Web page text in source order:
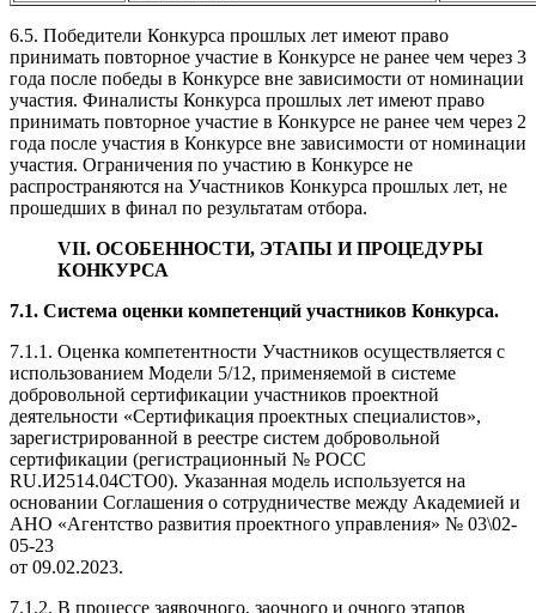
6.5. Победители Конкурса прошлых лет имеют право
принимать повторное участие в Конкурсе не ранее чем через 3
года после победы в Конкурсе вне зависимости от номинации
участия. Финалисты Конкурса прошлых лет имеют право
принимать повторное участие в Конкурсе не ранее чем через 2
года после участия в Конкурсе вне зависимости от номинации
участия. Ограничения по участию в Конкурсе не
распространяются на Участников Конкурса прошлых лет, не
прошедших в финал по результатам отбора.
VII. ОСОБЕННОСТИ, ЭТАПЫ И ПРОЦЕДУРЫ
КОНКУРСА
7.1. Система оценки компетенций участников Конкурса.
7.1.1. Оценка компетентности Участников осуществляется с
использованием Модели 5/12, применяемой в системе
добровольной сертификации участников проектной
деятельности «Сертификация проектных специалистов»,
зарегистрированной в реестре систем добровольной
сертификации (регистрационный № РОСС
RU.И2514.04СТО0). Указанная модель используется на
основании Соглашения о сотрудничестве между Академией и
АНО «Агентство развития проектного управления» № 03\02-
05-23
от 09.02.2023.
7.1.2. В процессе заявочного, заочного и очного этапов